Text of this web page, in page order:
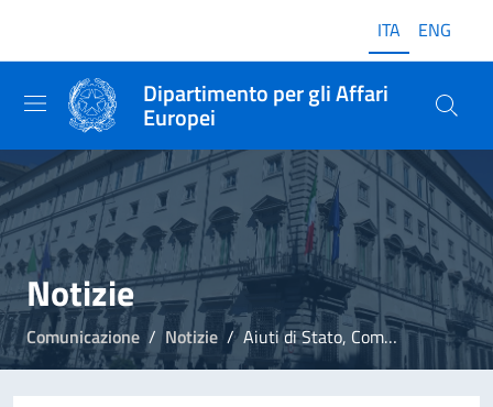
ITA ENG
Dipartimento per gli Affari
Europei
Notizie
Comunicazione Notizie Aiuti di Stato, Commissione UE riconosce Regime Quadro contenuto nel Decreto Rilancio